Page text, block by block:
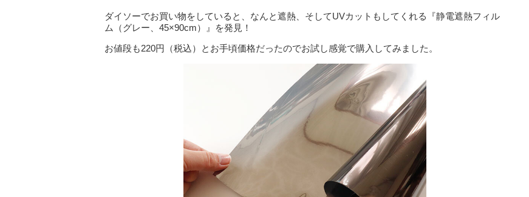
ダイソーでお買い物をしていると、なんと遮熱、そしてUVカットもしてくれる『静電遮熱フィル
ム（グレー、45×90cm）』を発見！
お値段も220円（税込）とお手頃価格だったのでお試し感覚で購入してみました。